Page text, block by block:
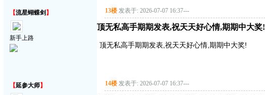
【流星蝴蝶剑 】
新手上路
13楼 发表于: 2026-07-07 16:37---
顶无私高手期期发表,祝天天好心情,期期中大奖!
顶无私高手期期发表,祝天天好心情,期期中大奖!
【延参大师】 14楼 发表于: 2026-07-07 16:37---